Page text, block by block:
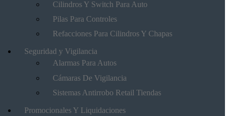
Cilindros Y Switch Para Auto
Pilas Para Controles
Refacciones Para Cilindros Y Chapas
Seguridad y Vigilancia
Alarmas Para Autos
Cámaras De Vigilancia
Sistemas Antirrobo Retail Tiendas
Promocionales Y Liquidaciones